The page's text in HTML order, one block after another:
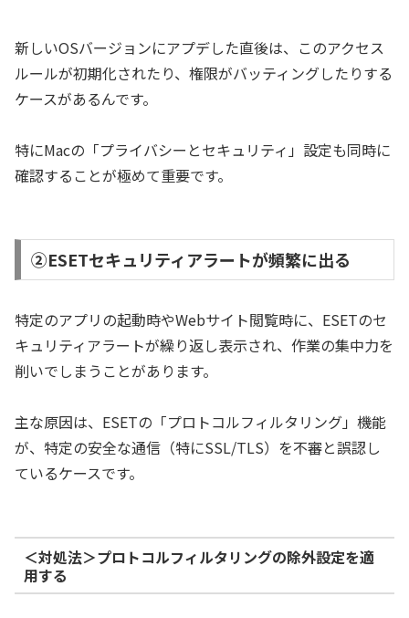
新しいOSバージョンにアプデした直後は、このアクセス
ルールが初期化されたり、権限がバッティングしたりする
ケースがあるんです。
特にMacの「プライバシーとセキュリティ」設定も同時に
確認することが極めて重要です。
②ESETセキュリティアラートが頻繁に出る
特定のアプリの起動時やWebサイト閲覧時に、ESETのセ
キュリティアラートが繰り返し表示され、作業の集中力を
削いでしまうことがあります。
主な原因は、ESETの「プロトコルフィルタリング」機能
が、特定の安全な通信（特にSSL/TLS）を不審と誤認し
ているケースです。
＜対処法＞プロトコルフィルタリングの除外設定を適
用する